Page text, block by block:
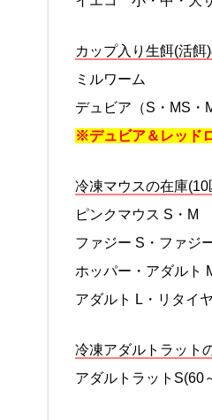
カップ入り生餌(活餌
ミルワーム
デュビア（S・MS・
※デュビア＆レッド
冷凍マウスの在庫
ピンクマウス S・M
ファジー S・ファジ
ホッパー・アダルト
アダルト L・リタイヤ
冷凍アダルトラット
アダルトラットS(60